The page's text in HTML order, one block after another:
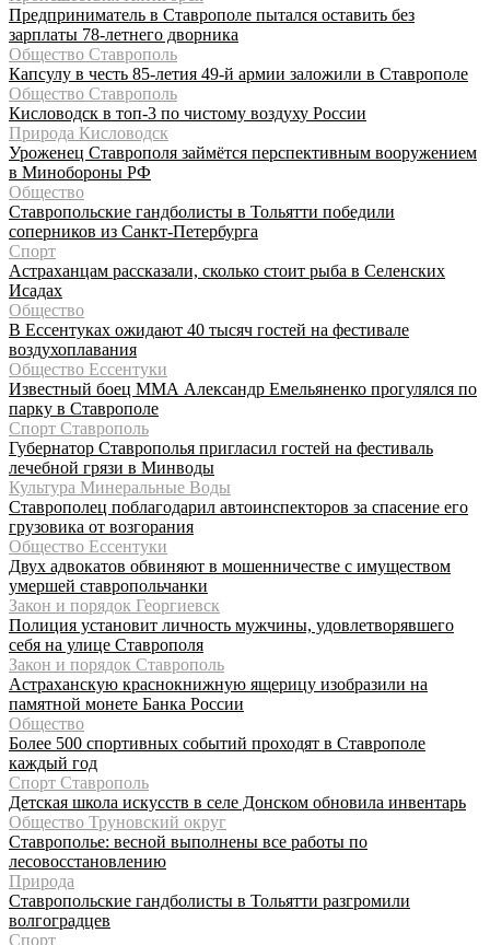
Предприниматель в Ставрополе пытался оставить без
зарплаты 78-летнего дворника
Общество Ставрополь
Капсулу в честь 85-летия 49-й армии заложили в Ставрополе
Общество Ставрополь
Кисловодск в топ-3 по чистому воздуху России
Природа Кисловодск
Уроженец Ставрополя займётся перспективным вооружением
в Минобороны РФ
Общество
Ставропольские гандболисты в Тольятти победили
соперников из Санкт-Петербурга
Спорт
Астраханцам рассказали, сколько стоит рыба в Селенских
Исадах
Общество
В Ессентуках ожидают 40 тысяч гостей на фестивале
воздухоплавания
Общество Ессентуки
Известный боец ММА Александр Емельяненко прогулялся по
парку в Ставрополе
Спорт Ставрополь
Губернатор Ставрополья пригласил гостей на фестиваль
лечебной грязи в Минводы
Культура Минеральные Воды
Ставрополец поблагодарил автоинспекторов за спасение его
грузовика от возгорания
Общество Ессентуки
Двух адвокатов обвиняют в мошенничестве с имуществом
умершей ставропольчанки
Закон и порядок Георгиевск
Полиция установит личность мужчины, удовлетворявшего
себя на улице Ставрополя
Закон и порядок Ставрополь
Астраханскую краснокнижную ящерицу изобразили на
памятной монете Банка России
Общество
Более 500 спортивных событий проходят в Ставрополе
каждый год
Спорт Ставрополь
Детская школа искусств в селе Донском обновила инвентарь
Общество Труновский округ
Ставрополье: весной выполнены все работы по
лесовосстановлению
Природа
Ставропольские гандболисты в Тольятти разгромили
волгоградцев
Спорт